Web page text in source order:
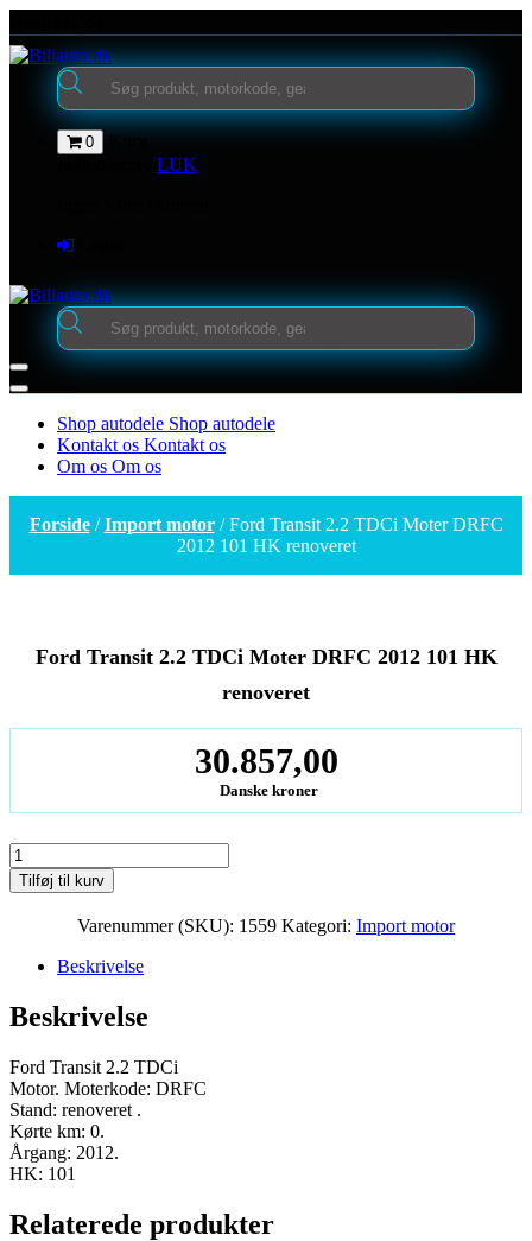
til
indhold
search
0
LUK
search
Shop autodele Shop autodele
Kontakt os Kontakt os
Om os Om os
Forside/Import motor/ Ford Transit 2.2 TDCi Moter DRFC
2012 101 HK renoveret
Ford Transit 2.2 TDCi Moter DRFC 2012 101 HK
renoveret
30.857,00
Danske kroner
Ford
Transit
2.2
DRFC
HK
antal
Tilføj til kurv
Varenummer (SKU): 1559 Kategori: Import motor
Beskrivelse
Beskrivelse
Ford Transit 2.2 TDCi
Motor. Moterkode: DRFC
Stand: renoveret .
Kørte km: 0.
Årgang: 2012.
HK: 101
Relaterede produkter